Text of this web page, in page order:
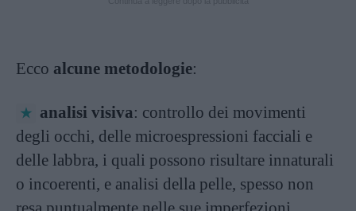
Ecco alcune metodologie:
analisi visiva: controllo dei movimenti
degli occhi, delle microespressioni facciali e
delle labbra, i quali possono risultare innaturali
o incoerenti, e analisi della pelle, spesso non